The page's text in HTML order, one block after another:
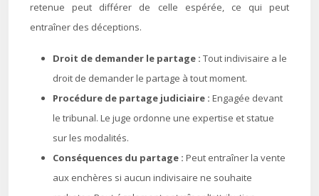
retenue peut différer de celle espérée, ce qui peut
entraîner des déceptions.
Droit de demander le partage : Tout indivisaire a le
droit de demander le partage à tout moment.
Procédure de partage judiciaire : Engagée devant
le tribunal. Le juge ordonne une expertise et statue
sur les modalités.
Conséquences du partage : Peut entraîner la vente
aux enchères si aucun indivisaire ne souhaite